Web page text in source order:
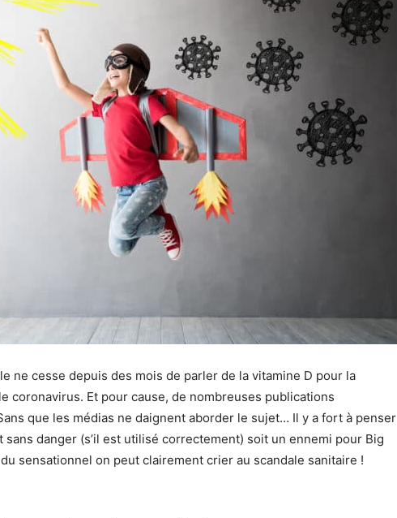
ne cesse depuis des mois de parler de la vitamine D pour la
coronavirus. Et pour cause, de nombreuses publications
que les médias ne daignent aborder le sujet… Il y a fort à penser
danger (s’il est utilisé correctement) soit un ennemi pour Big
sensationnel on peut clairement crier au scandale sanitaire !